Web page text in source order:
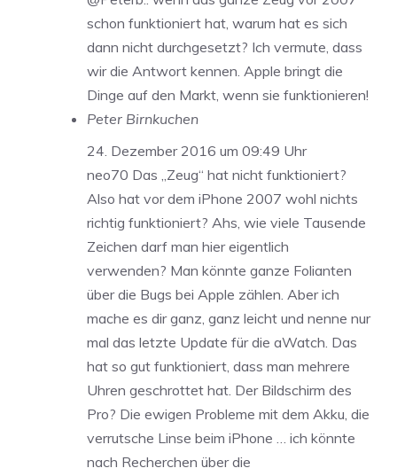
schon funktioniert hat, warum hat es sich
dann nicht durchgesetzt? Ich vermute, dass
wir die Antwort kennen. Apple bringt die
Dinge auf den Markt, wenn sie funktionieren!
Peter Birnkuchen
24. Dezember 2016 um 09:49 Uhr
neo70 Das „Zeug“ hat nicht funktioniert?
Also hat vor dem iPhone 2007 wohl nichts
richtig funktioniert? Ahs, wie viele Tausende
Zeichen darf man hier eigentlich
verwenden? Man könnte ganze Folianten
über die Bugs bei Apple zählen. Aber ich
mache es dir ganz, ganz leicht und nenne nur
mal das letzte Update für die aWatch. Das
hat so gut funktioniert, dass man mehrere
Uhren geschrottet hat. Der Bildschirm des
Pro? Die ewigen Probleme mit dem Akku, die
verrutsche Linse beim iPhone … ich könnte
nach Recherchen über die